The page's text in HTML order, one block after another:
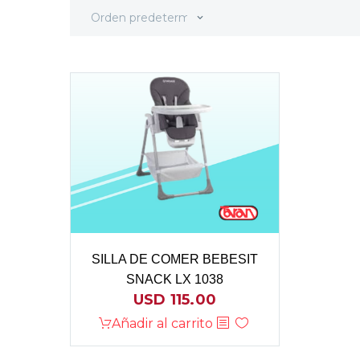
Orden predeterminado
SILLA DE COMER BEBESIT
SNACK LX 1038
USD 115.00
Añadir al carrito